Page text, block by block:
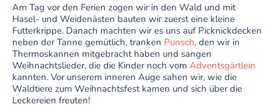
Am Tag vor den Ferien zogen wir in den Wald und mit
Hasel- und Weidenästen bauten wir zuerst eine kleine
Futterkrippe. Danach machten wir es uns auf Picknickdecken
neben der Tanne gemütlich, tranken Punsch, den wir in
Thermoskannen mitgebracht haben und sangen
Weihnachtslieder, die die Kinder noch vom Adventsgärtlein
kannten. Vor unserem inneren Auge sahen wir, wie die
Waldtiere zum Weihnachtsfest kamen und sich über die
Leckereien freuten!